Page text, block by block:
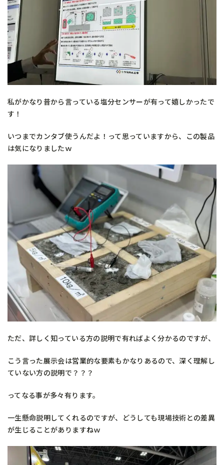
私がかなり昔から言っている塩分センサーが有って嬉しかったで
す！
いつまでカンタブ使うんだよ！って思っていますから、この製品
は気になりましたｗ
ただ、詳しく知っている方の説明で有ればよく分かるのですが、
こう言った展示会は営業的な要素もかなりあるので、深く理解し
ていない方の説明で？？？
ってなる事が多々有ります。
一生懸命説明してくれるのですが、どうしても現場技術との差異
が生じることがありますねｗ